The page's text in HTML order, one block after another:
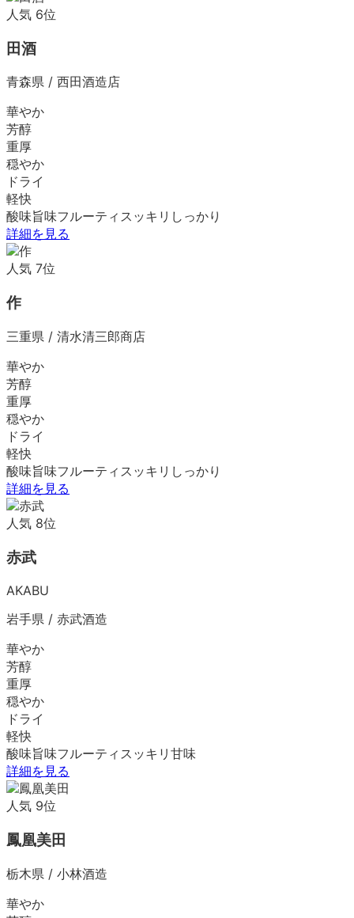
人気 6位
田酒
青森県 / 西田酒造店
華やか
芳醇
重厚
穏やか
ドライ
軽快
酸味旨味フルーティ スッキリ しっかり
詳細を見る
人気 7位
作
三重県 / 清水清三郎商店
華やか
芳醇
重厚
穏やか
ドライ
軽快
酸味旨味フルーティ スッキリ しっかり
詳細を見る
人気 8位
赤武
AKABU
岩手県 / 赤武酒造
華やか
芳醇
重厚
穏やか
ドライ
軽快
酸味旨味フルーティ スッキリ 甘味
詳細を見る
人気 9位
鳳凰美田
栃木県 / 小林酒造
華やか